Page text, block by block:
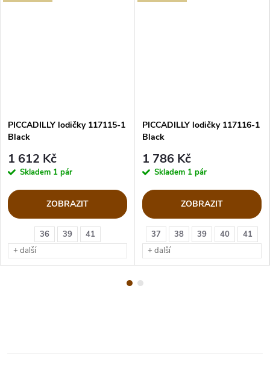
36 39
41
+ další
PICCADILLY lodičky 117115-1
Black
1 612 Kč
Skladem 1 pár
ZOBRAZIT
37 38 39 40
41
+ další
PICCADILLY lodičky 117116-1
Black
1 786 Kč
Skladem 1 pár
ZOBRAZIT